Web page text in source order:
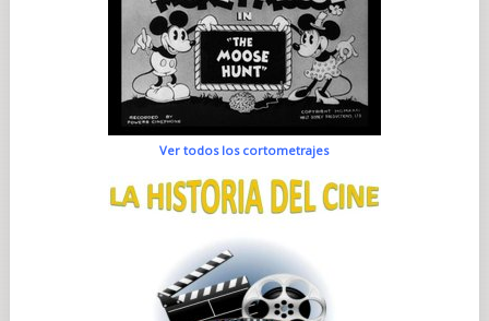
Ver todos los cortometrajes